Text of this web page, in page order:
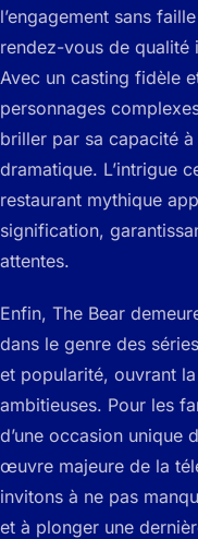
l’engagement sans
rendez-vous de qualité
Avec un casting fidèle
personnages
briller par sa capacité
dramatique. L’intrigue
restaurant mythique
signification,
attentes.
Enfin, The Bear
dans le genre des
et popularité, ouvrant
ambitieuses. Pour les
d’une occasion unique
œuvre majeure de la
invitons à ne pas
et à plonger une